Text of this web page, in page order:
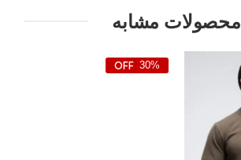
محصولات مشابه
30%